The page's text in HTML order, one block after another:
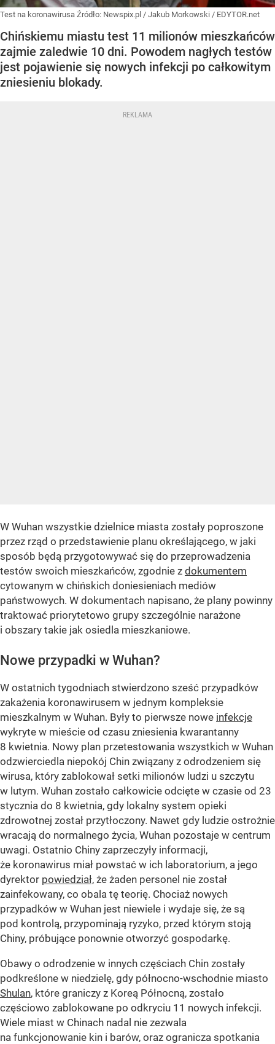
Test na koronawirusa Źródło: Newspix.pl / Jakub Morkowski / EDYTOR.net
Chińskiemu miastu test 11 milionów mieszkańców
zajmie zaledwie 10 dni. Powodem nagłych testów
jest pojawienie się nowych infekcji po całkowitym
zniesieniu blokady.
W Wuhan wszystkie dzielnice miasta zostały poproszone
przez rząd o przedstawienie planu określającego, w jaki
sposób będą przygotowywać się do przeprowadzenia
testów swoich mieszkańców, zgodnie z dokumentem
cytowanym w chińskich doniesieniach mediów
państwowych. W dokumentach napisano, że plany powinny
traktować priorytetowo grupy szczególnie narażone
i obszary takie jak osiedla mieszkaniowe.
Nowe przypadki w Wuhan?
W ostatnich tygodniach stwierdzono sześć przypadków
zakażenia koronawirusem w jednym kompleksie
mieszkalnym w Wuhan. Były to pierwsze nowe infekcje
wykryte w mieście od czasu zniesienia kwarantanny
8 kwietnia. Nowy plan przetestowania wszystkich w Wuhan
odzwierciedla niepokój Chin związany z odrodzeniem się
wirusa, który zablokował setki milionów ludzi u szczytu
w lutym. Wuhan zostało całkowicie odcięte w czasie od 23
stycznia do 8 kwietnia, gdy lokalny system opieki
zdrowotnej został przytłoczony. Nawet gdy ludzie ostrożnie
wracają do normalnego życia, Wuhan pozostaje w centrum
uwagi. Ostatnio Chiny zaprzeczyły informacji,
że koronawirus miał powstać w ich laboratorium, a jego
dyrektor powiedział, że żaden personel nie został
zainfekowany, co obala tę teorię. Chociaż nowych
przypadków w Wuhan jest niewiele i wydaje się, że są
pod kontrolą, przypominają ryzyko, przed którym stoją
Chiny, próbujące ponownie otworzyć gospodarkę.
Obawy o odrodzenie w innych częściach Chin zostały
podkreślone w niedzielę, gdy północno-wschodnie miasto
Shulan, które graniczy z Koreą Północną, zostało
częściowo zablokowane po odkryciu 11 nowych infekcji.
Wiele miast w Chinach nadal nie zezwala
na funkcjonowanie kin i barów, oraz ogranicza spotkania